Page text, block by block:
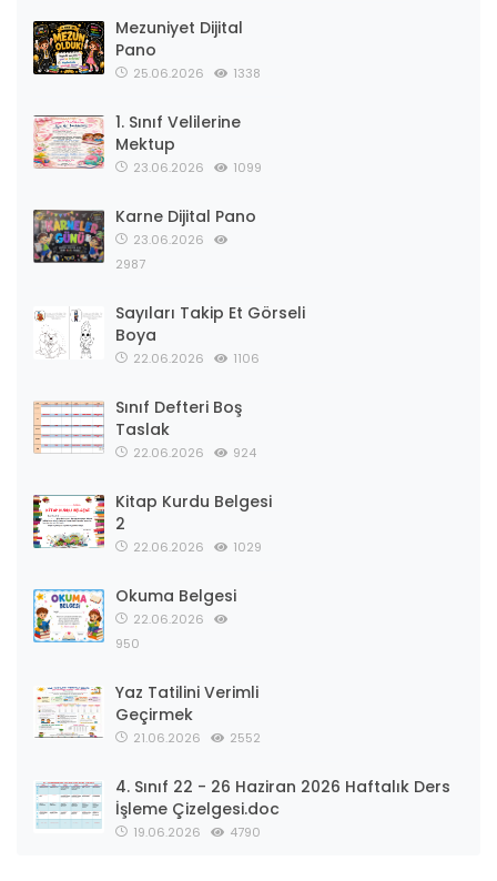
Mezuniyet Dijital
Pano
25.06.2026 1338
1. Sınıf Velilerine
Mektup
23.06.2026 1099
Karne Dijital Pano
23.06.2026
2987
Sayıları Takip Et Görseli
Boya
22.06.2026 1106
Sınıf Defteri Boş
Taslak
22.06.2026 924
Kitap Kurdu Belgesi
2
22.06.2026 1029
Okuma Belgesi
22.06.2026
950
Yaz Tatilini Verimli
Geçirmek
21.06.2026 2552
4. Sınıf 22 - 26 Haziran 2026 Haftalık Ders
İşleme Çizelgesi.doc
19.06.2026 4790